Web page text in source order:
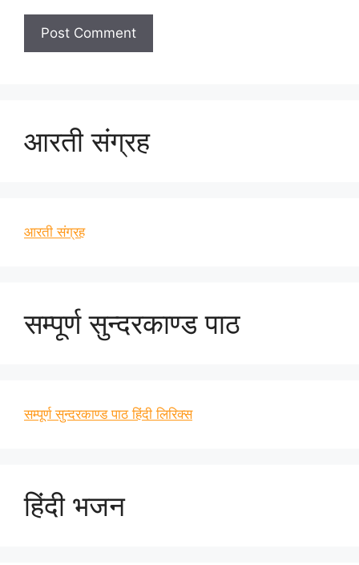
आरती संग्रह
आरती संग्रह
सम्पूर्ण सुन्दरकाण्ड पाठ
सम्पूर्ण सुन्दरकाण्ड पाठ हिंदी लिरिक्स
हिंदी भजन